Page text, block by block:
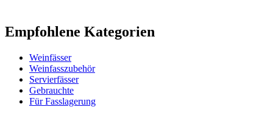
Ständer, Spund und evtl. Hahn (es ist kein Hahnloch gebohrt
worden) sind nicht im Lieferumfang enthalten. Müssen separat
bestellt werden. Sehe Fass-Zubehör
ProduktnummerMFA300MG27-M
Abmessungen (BxHxT cm)
Gewicht (kg)
Empfohlene Kategorien
Weinfässer
Weinfasszubehör
Servierfässer
Gebrauchte
Für Fasslagerung